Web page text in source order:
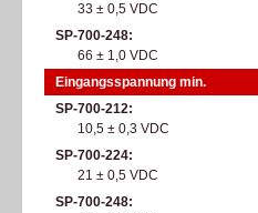
33 ± 0,5 VDC
SP-700-248
66 ± 1,0 VDC
Eingangsspannung min.
SP-700-212
10,5 ± 0,3 VDC
SP-700-224
21 ± 0,5 VDC
SP-700-248